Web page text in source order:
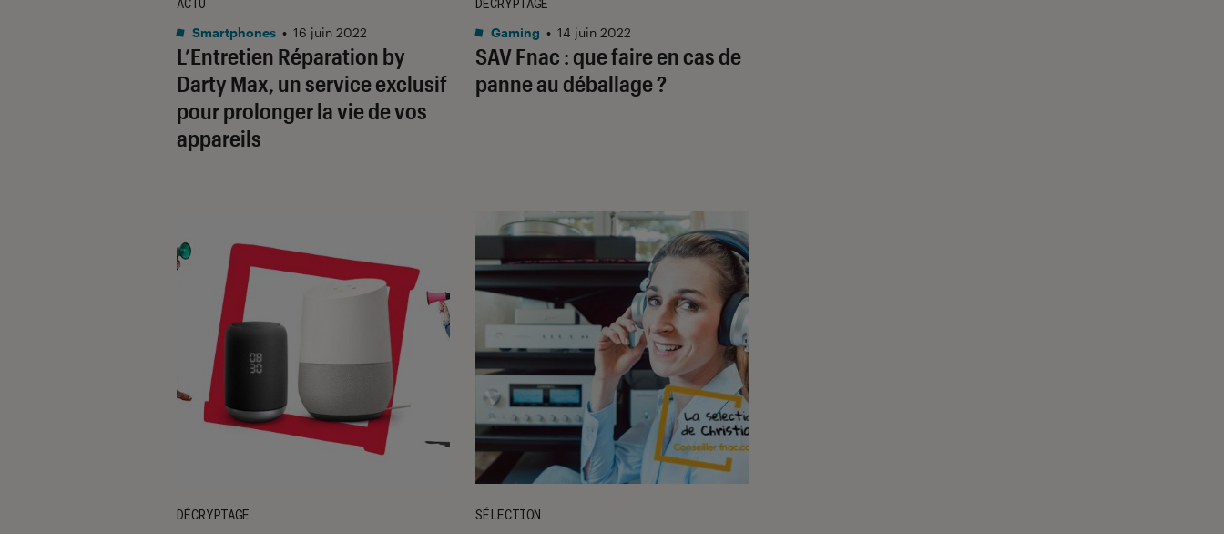
L’Entretien Réparation by
Darty Max, un service exclusif
pour prolonger la vie de vos
appareils
Smartphones • 16 juin 2022
SAV Fnac : que faire en cas de
panne au déballage ?
Gaming • 14 juin 2022
DÉCRYPTAGE SÉLECTION